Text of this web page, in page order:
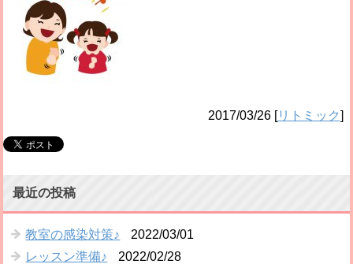
2017/03/26[リトミック]
最近の投稿
教室の感染対策♪
2022/03/01
レッスン準備♪
2022/02/28